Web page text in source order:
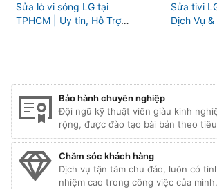
Sửa lò vi sóng LG tại
TPHCM | Uy tín, Hỗ Trợ
Sửa tivi
Dịch Vụ
Bảo hành chuyên nghiệp
Đội ngũ kỹ thuật viên giàu kinh
rộng, được đào tạo bài bản theo
Chăm sóc khách hàng
Dịch vụ tận tâm chu đáo, luôn có
nhiệm cao trong công việc của